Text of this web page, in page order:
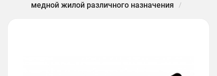
медной жилой различного назначения